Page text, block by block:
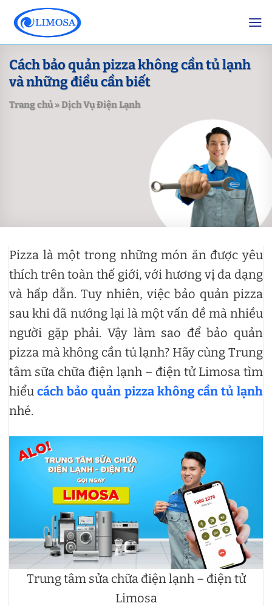
content
Cách bảo quản pizza không cần tủ lạnh
và những điều cần biết
Trang chủ»Dịch Vụ Điện Lạnh
Pizza là một trong những món ăn được yêu
thích trên toàn thế giới, với hương vị đa dạng
và hấp dẫn. Tuy nhiên, việc bảo quản pizza
sau khi đã nướng lại là một vấn đề mà nhiều
người gặp phải. Vậy làm sao để bảo quản
pizza mà không cần tủ lạnh? Hãy cùng Trung
tâm sữa chữa điện lạnh – điện tử Limosa tìm
hiểucách bảo quản pizza không cần tủ lạnh
nhé.
Trung tâm sửa chữa điện lạnh – điện tử
Limosa